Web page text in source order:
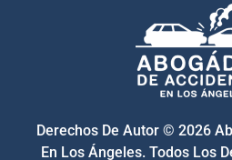
Derechos De Autor © 2026
En Los Ángeles. Todos Los